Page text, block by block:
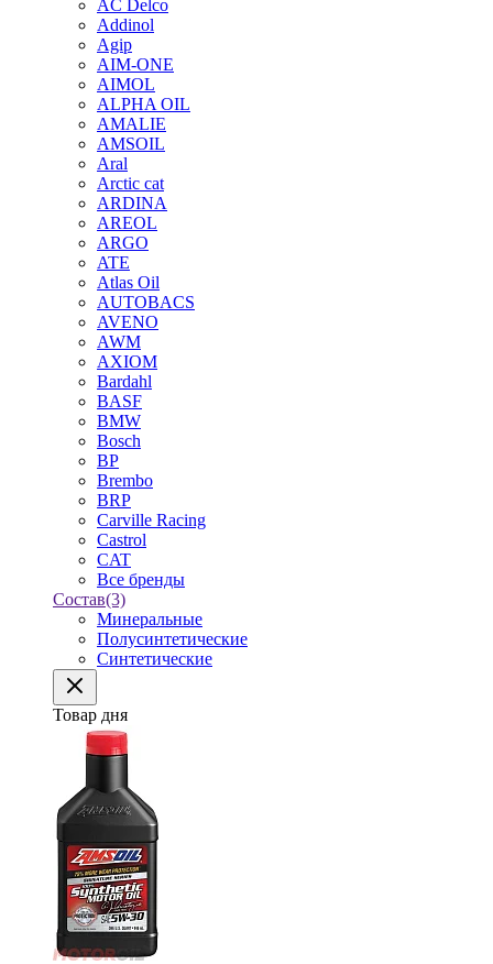
AC Delco
Addinol
Agip
AIM-ONE
AIMOL
ALPHA OIL
AMALIE
AMSOIL
Aral
Arctic cat
ARDINA
AREOL
ARGO
ATE
Atlas Oil
AUTOBACS
AVENO
AWM
AXIOM
Bardahl
BASF
BMW
Bosch
BP
Brembo
BRP
Carville Racing
Castrol
CAT
Все бренды
Состав(3)
Минеральные
Полусинтетические
Синтетические
Товар дня